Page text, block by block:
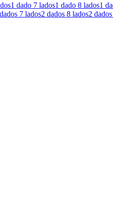
1 dado 7 lados1 dado 8 lados1
7 lados2 dados 8 lados2 dados